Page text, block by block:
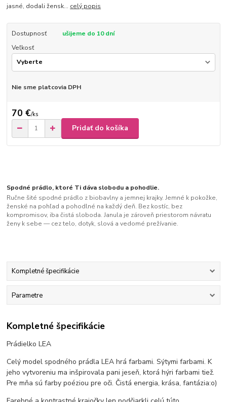
jasné, dodali žensk... celý popis
Dostupnosť
ušijeme do 10 dní
Veľkosť
Nie sme platcovia DPH
70 €/ks
Pridať do košíka
Spodné prádlo, ktoré Ti dáva slobodu a pohodlie.
Ručne šité spodné prádlo z biobavlny a jemnej krajky. Jemné k pokožke,
ženské na pohľad a pohodlné na každý deň. Bez kostíc, bez
kompromisov, iba čistá sloboda. Janula je zároveň priestorom návratu
ženy k sebe — cez telo, dotyk, slová a vedomé prežívanie.
Kompletné špecifikácie
Parametre
Kompletné špecifikácie
Prádielko LEA
Celý model spodného prádla LEA hrá farbami. Sýtymi farbami. K
jeho vytvoreniu ma inšpirovala pani jeseň, ktorá hýri farbami tiež.
Pre mňa sú farby poéziou pre oči. Čistá energia, krása, fantázia:o)